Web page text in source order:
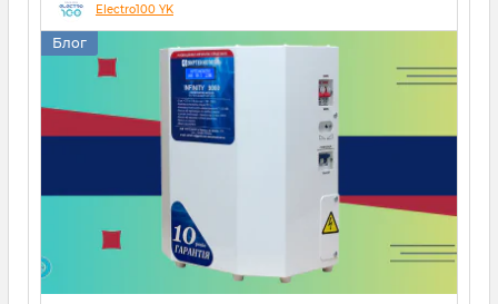
14 10 2025
Electro100 YK
Блог